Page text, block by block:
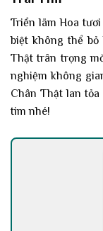
Triển lãm Hoa
biệt không thể bỏ
Thật trân trọng
nghiệm không
Chân Thật lan
tim nhé!